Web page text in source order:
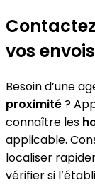
vos
Besoin d’une
proximité?
connaître les
applicable.
localiser
vérifier si